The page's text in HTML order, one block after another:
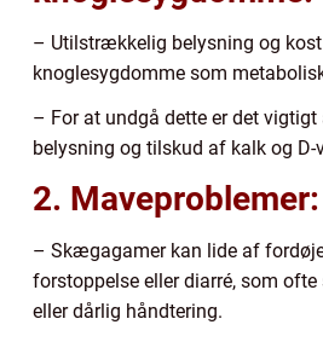
– Utilstrækkelig belysning og
knoglesygdomme som
– For at undgå dette er det
belysning og tilskud af kalk og D-
2. Maveproblemer:
– Skægagamer kan lide af
forstoppelse eller diarré, som
eller dårlig håndtering.